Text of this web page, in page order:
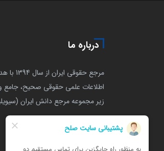
درباره ما
مرجع
اطلاعات علمی حقوقی صحیح، جامع
زیر مجموعه مرجع دانش ایران